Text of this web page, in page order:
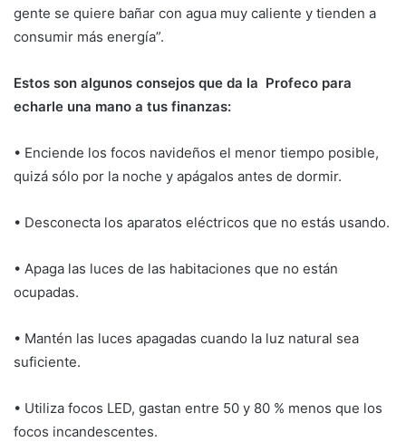
gente se quiere bañar con agua muy caliente y tienden a
consumir más energía”.
Estos son algunos consejos que da la Profeco para
echarle una mano a tus finanzas:
• Enciende los focos navideños el menor tiempo posible,
quizá sólo por la noche y apágalos antes de dormir.
• Desconecta los aparatos eléctricos que no estás usando.
• Apaga las luces de las habitaciones que no están
ocupadas.
• Mantén las luces apagadas cuando la luz natural sea
suficiente.
• Utiliza focos LED, gastan entre 50 y 80 % menos que los
focos incandescentes.